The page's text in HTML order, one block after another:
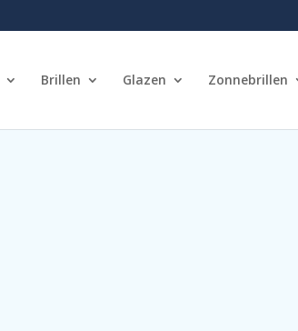
Brillen Glazen Zonnebrillen